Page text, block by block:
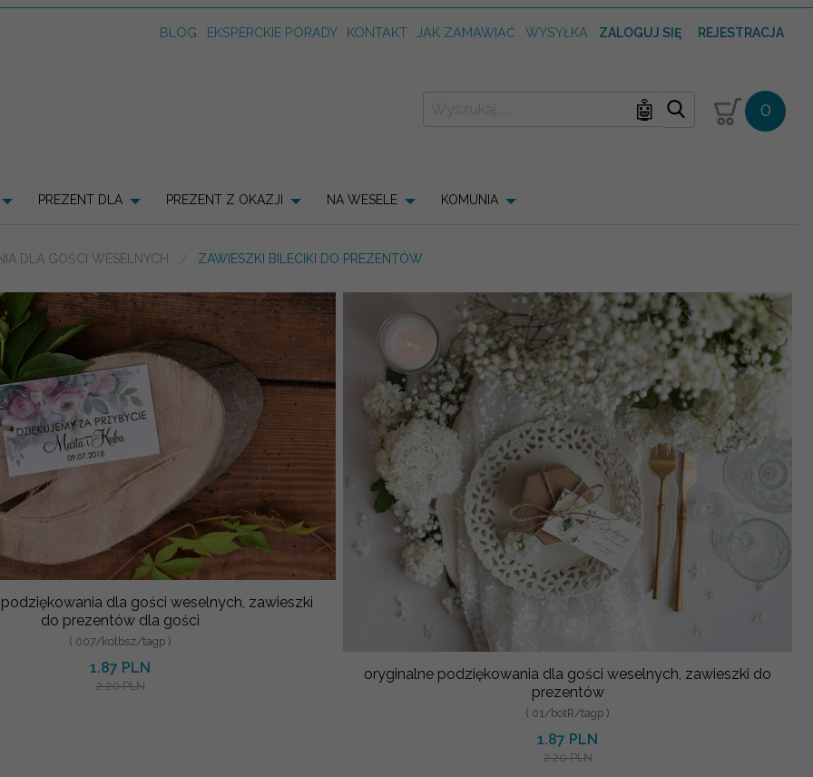
BLOG EKSPERCKIE PORADY KONTAKT JAK ZAMAWIAĆ WYSYŁKA ZALOGUJ SIĘ REJESTRACJA
🤖 0
PREZENT DLA PREZENT Z OKAZJI NA WESELE KOMUNIA
DLA GOŚCI WESELNYCH ZAWIESZKI BILECIKI DO PREZENTÓW
dla gości weselnych, zawieszki
do prezentów dla gości
( 007/kolbsz/tagp )
1.87 PLN
2.20 PLN
oryginalne podziękowania dla gości weselnych, zawieszki do
prezentów
( 01/botR/tagp )
1.87 PLN
2.20 PLN